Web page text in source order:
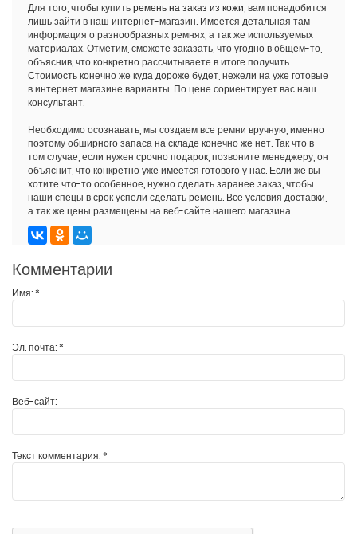
Для того, чтобы купитьремень на заказ из кожи , вам понадобится
лишь зайти в наш интернет-магазин. Имеется детальная там
информация о разнообразных ремнях, а так же используемых
материалах. Отметим, сможете заказать, что угодно в общем-то,
объяснив, что конкретно рассчитываете в итоге получить.
Стоимость конечно же куда дороже будет, нежели на уже готовые
в интернет магазине варианты. По цене сориентирует вас наш
консультант.
Необходимо осознавать, мы создаем все ремни вручную, именно
поэтому обширного запаса на складе конечно же нет. Так что в
том случае, если нужен срочно подарок, позвоните менеджеру, он
объяснит, что конкретно уже имеется готового у нас. Если же вы
хотите что-то особенное, нужно сделать заранее заказ, чтобы
наши спецы в срок успели сделать ремень. Все условия доставки,
а так же цены размещены на веб-сайте нашего магазина.
Комментарии
Имя:*
Эл. почта:*
Веб-сайт:
Текст комментария:*